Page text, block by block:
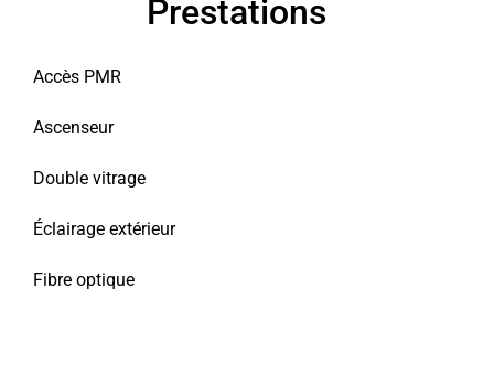
Prestations
Accès PMR
Ascenseur
Double vitrage
Éclairage extérieur
Fibre optique